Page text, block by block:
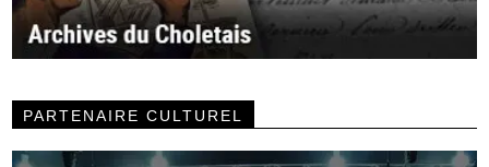
PARTENAIRE CULTUREL